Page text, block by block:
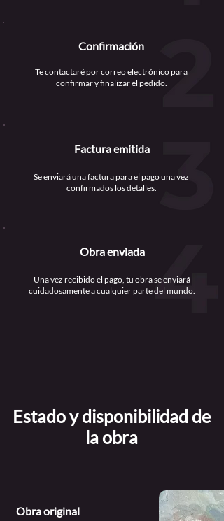
Confirmación
Te contactaré por correo electrónico para
confirmar y finalizar el pedido.
Factura emitida
Se enviará una factura para el pago una vez
confirmados los detalles.
Obra enviada
Una vez recibido el pago, tu obra se enviará
cuidadosamente a cualquier parte del mundo.
Estado y disponibilidad de
la obra
Obra original